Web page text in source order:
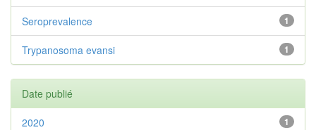
1
Seroprevalence
1
Trypanosoma evansi
Date publié
1
2020